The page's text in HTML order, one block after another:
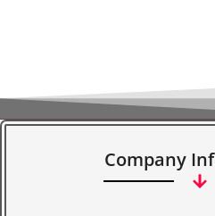
Company